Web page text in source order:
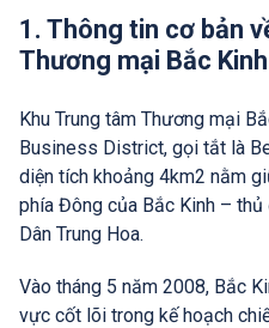
thành phố nổi tiếng là Bắc Kinh,
Châu, Tây Đường.
1. Thông tin cơ bản
Thương mại Bắc Kinh
Khu Trung tâm Thương mại
Business District, gọi tắt là
diện tích khoảng 4km2 nằm
phía Đông của Bắc Kinh –
Dân Trung Hoa.
Vào tháng 5 năm 2008, Bắc
vực cốt lõi trong kế hoạch